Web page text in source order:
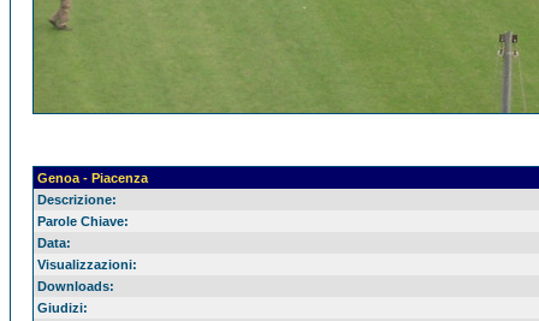
Genoa - Piacenza
Descrizione:
Parole Chiave:
Data:
Visualizzazioni:
Downloads:
Giudizi: